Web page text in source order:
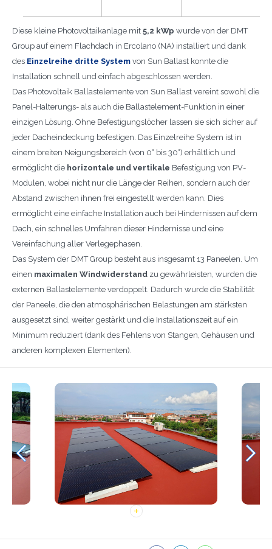
Diese kleine Photovoltaikanlage mit 5,2 kWp wurde von der DMT
Group auf einem Flachdach in Ercolano (NA) installiert und dank
des Einzelreihe dritte System von Sun Ballast konnte die
Installation schnell und einfach abgeschlossen werden.
Das Photovoltaik Ballastelemente von Sun Ballast vereint sowohl die
Panel-Halterungs- als auch die Ballastelement-Funktion in einer
einzigen Lösung. Ohne Befestigungslöcher lassen sie sich sicher auf
jeder Dacheindeckung befestigen. Das Einzelreihe System ist in
einem breiten Neigungsbereich (von 0° bis 30°) erhältlich und
ermöglicht die horizontale und vertikale Befestigung von PV-
Modulen, wobei nicht nur die Länge der Reihen, sondern auch der
Abstand zwischen ihnen frei eingestellt werden kann. Dies
ermöglicht eine einfache Installation auch bei Hindernissen auf dem
Dach, ein schnelles Umfahren dieser Hindernisse und eine
Vereinfachung aller Verlegephasen.
Das System der DMT Group besteht aus insgesamt 13 Paneelen. Um
einen maximalen Windwiderstand zu gewährleisten, wurden die
externen Ballastelemente verdoppelt. Dadurch wurde die Stabilität
der Paneele, die den atmosphärischen Belastungen am stärksten
ausgesetzt sind, weiter gestärkt und die Installationszeit auf ein
Minimum reduziert (dank des Fehlens von Stangen, Gehäusen und
anderen komplexen Elementen).